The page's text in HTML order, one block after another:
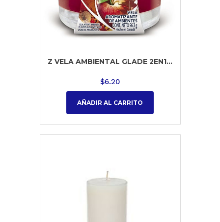
Z VELA AMBIENTAL GLADE 2EN1...
$6.20
AÑADIR AL CARRITO